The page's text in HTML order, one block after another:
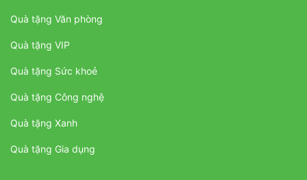
Quà tặng Văn phòng
Quà tặng VIP
Quà tặng Sức khoẻ
Quà tặng Công nghệ
Quà tặng Xanh
Quà tặng Gia dụng